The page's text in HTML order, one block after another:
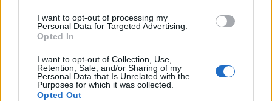
I want to opt-out of processing my
Personal Data for Targeted Advertising.
Opted In
I want to opt-out of Collection, Use,
Retention, Sale, and/or Sharing of my
Personal Data that Is Unrelated with the
Purposes for which it was collected.
Opted Out
5